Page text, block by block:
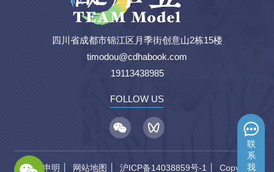
联
系
我
四川省成都市锦江区月季街创意山2栋15楼
timodou@cdhabook.com
19113438985
FOLLOW US
隐私权申明 网站地图 沪ICP备14038859号-1 │ Copyright